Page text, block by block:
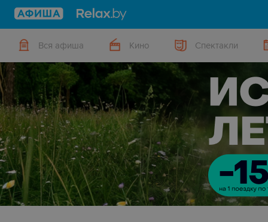
Вся афиша Кино Спектакли